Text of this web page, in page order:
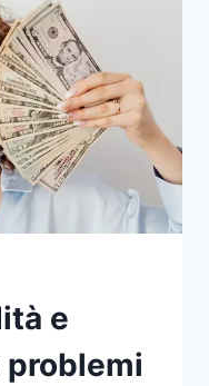
e
problemi